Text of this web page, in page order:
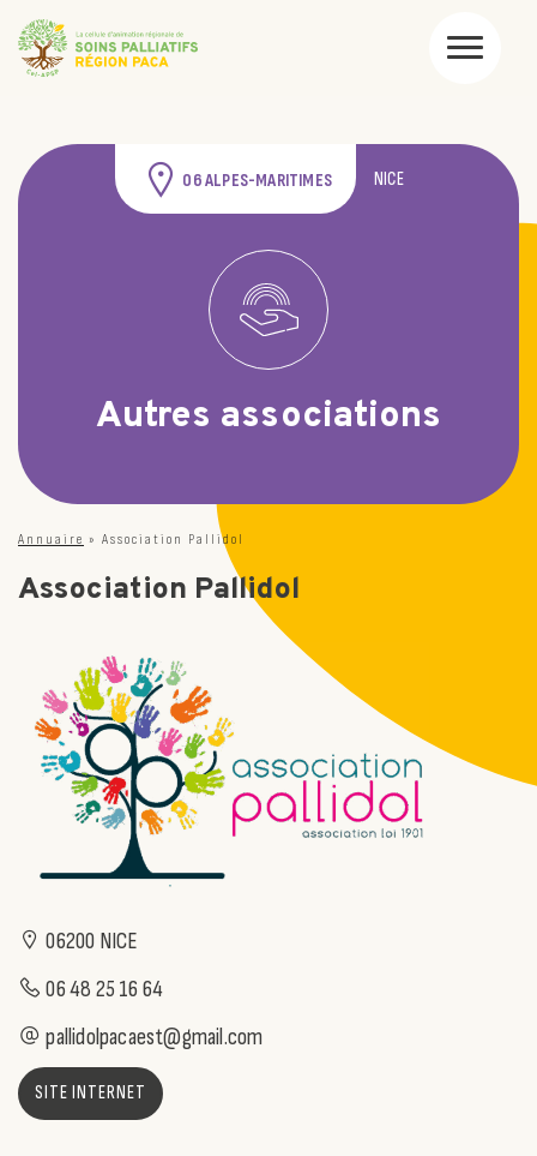
06 ALPES-MARITIMES NICE
Autres associations
Annuaire » Association Pallidol
Association Pallidol
06200 NICE
06 48 25 16 64
pallidolpacaest@gmail.com
SITE INTERNET